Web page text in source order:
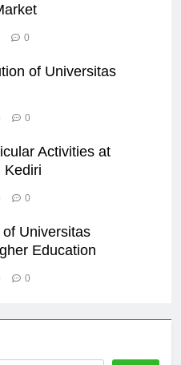
0
of Universitas
0
Activities at
Kediri
0
Universitas
Education
0